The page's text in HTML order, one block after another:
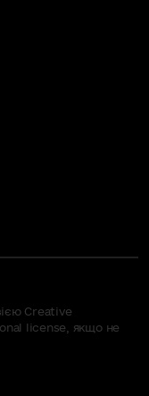
Creative
license, якщо не